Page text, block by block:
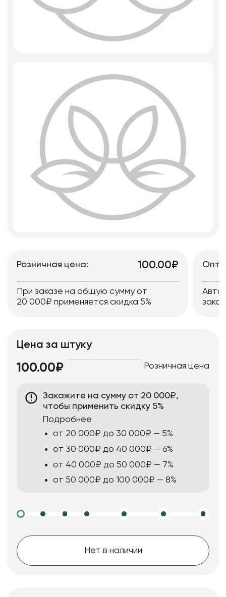
Розничная цена: 100.00₽
При заказе на общую сумму от
20 000₽ применяется скидка 5%
Цена за штуку
100.00₽ Розничная цена
Закажите на сумму от 20 000₽,
чтобы применить скидку 5%
Подробнее
от 20 000₽ до 30 000₽ — 5%
от 30 000₽ до 40 000₽ — 6%
от 40 000₽ до 50 000₽ — 7%
от 50 000₽ до 100 000₽ — 8%
Нет в наличии